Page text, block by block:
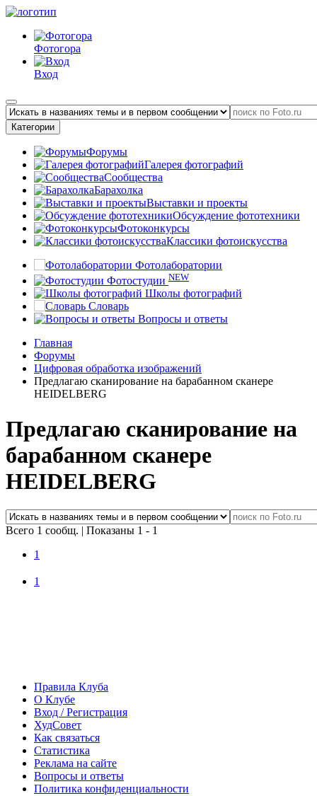
Фотогора
Вход
Категории
Форумы
Галерея фотографий
Сообщества
Барахолка
Выставки и проекты
Обсуждение фототехники
Фотоконкурсы
Классики фотоискусства
Фотолаборатории
Фотостудии NEW
Школы фотографий
Словарь
Вопросы и ответы
Главная
Форумы
Цифровая обработка изображений
Предлагаю сканирование на барабанном сканере
HEIDELBERG
Предлагаю сканирование на
барабанном сканере
HEIDELBERG
Всего 1 сообщ. | Показаны 1 - 1
1
1
Правила Клуба
О Клубе
Вход / Регистрация
ХудСовет
Как связаться
Статистика
Реклама на сайте
Вопросы и ответы
Политика конфиденциальности